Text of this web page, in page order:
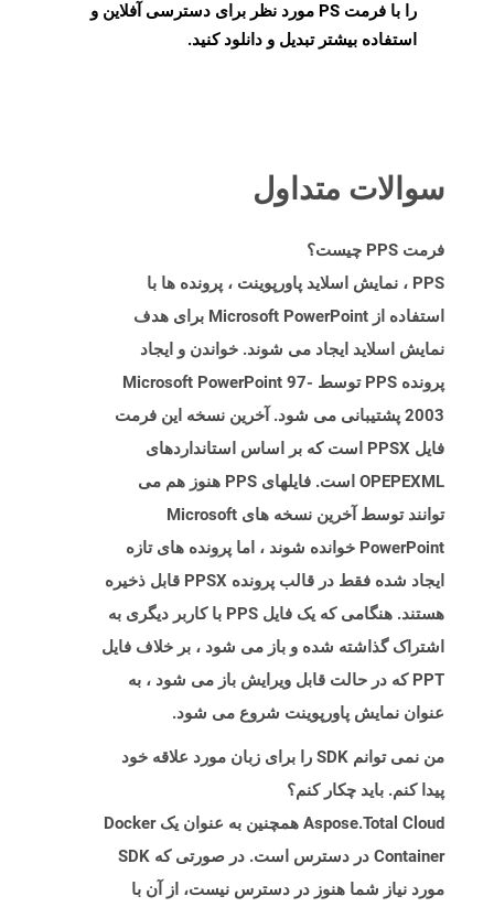
را با فرمت PS مورد نظر برای دسترسی آفلاین و
استفاده بیشتر تبدیل و دانلود کنید.
سوالات متداول
فرمت PPS چیست؟
PPS ، نمایش اسلاید پاورپوینت ، پرونده ها با
استفاده از Microsoft PowerPoint برای هدف
نمایش اسلاید ایجاد می شوند. خواندن و ایجاد
پرونده PPS توسط Microsoft PowerPoint 97-
2003 پشتیبانی می شود. آخرین نسخه این فرمت
فایل PPSX است که بر اساس استانداردهای
OPEPEXML است. فایلهای PPS هنوز هم می
توانند توسط آخرین نسخه های Microsoft
PowerPoint خوانده شوند ، اما پرونده های تازه
ایجاد شده فقط در قالب پرونده PPSX قابل ذخیره
هستند. هنگامی که یک فایل PPS با کاربر دیگری به
اشتراک گذاشته شده و باز می شود ، بر خلاف فایل
PPT که در حالت قابل ویرایش باز می شود ، به
عنوان نمایش پاورپوینت شروع می شود.
من نمی توانم SDK را برای زبان مورد علاقه خود
پیدا کنم. باید چکار کنم؟
Aspose.Total Cloud همچنین به عنوان یک Docker
Container در دسترس است. در صورتی که SDK
مورد نیاز شما هنوز در دسترس نیست، از آن با